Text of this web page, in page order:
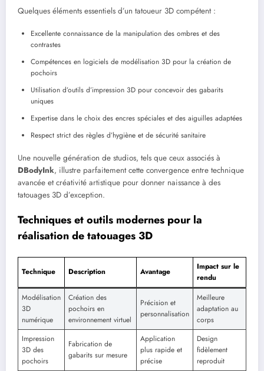
Quelques éléments essentiels d’un tatoueur 3D compétent :
Excellente connaissance de la manipulation des ombres et des
contrastes
Compétences en logiciels de modélisation 3D pour la création de
pochoirs
Utilisation d’outils d’impression 3D pour concevoir des gabarits
uniques
Expertise dans le choix des encres spéciales et des aiguilles adaptées
Respect strict des règles d’hygiène et de sécurité sanitaire
Une nouvelle génération de studios, tels que ceux associés à
DBodyInk, illustre parfaitement cette convergence entre technique
avancée et créativité artistique pour donner naissance à des
tatouages 3D d’exception.
Techniques et outils modernes pour la
réalisation de tatouages 3D
Technique Description Avantage
Impact sur le
rendu
Modélisation
3D
numérique
Création des
pochoirs en
environnement virtuel
Précision et
personnalisation
Meilleure
adaptation au
corps
Impression
3D des
pochoirs
Fabrication de
gabarits sur mesure
Application
plus rapide et
précise
Design
fidèlement
reproduit